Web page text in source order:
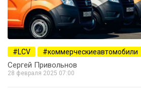
LCV коммерческиеавтомобили
Сергей Привольнов
28 февраля 2025 07:00